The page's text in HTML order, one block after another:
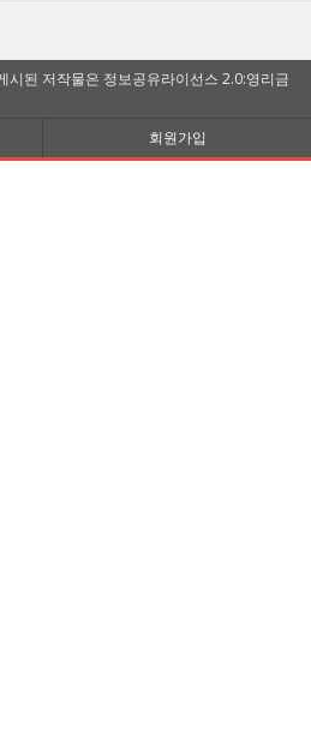
시된 저작물은 정보공유라이선스 2.0:영리금
회원가입